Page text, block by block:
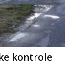
kontrole